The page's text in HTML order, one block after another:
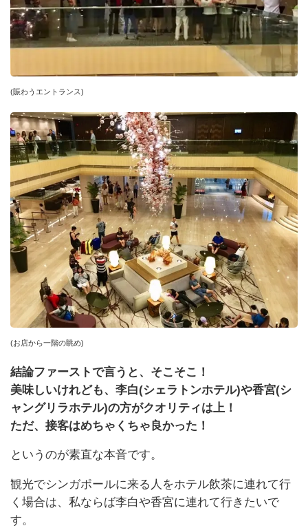
(賑わうエントランス)
(お店から一階の眺め)
結論ファーストで言うと、そこそこ！
美味しいけれども、李白(シェラトンホテル)や香宮(シ
ャングリラホテル)の方がクオリティは上！
ただ、接客はめちゃくちゃ良かった！
というのが素直な本音です。
観光でシンガポールに来る人をホテル飲茶に連れて行
く場合は、私ならば李白や香宮に連れて行きたいで
す。